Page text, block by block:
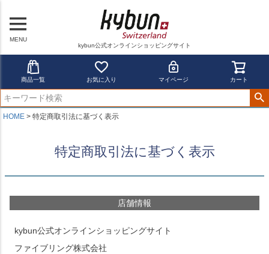
MENU
kybun公式オンラインショッピングサイト
商品一覧 お気に入り マイページ カート
HOME 特定商取引法に基づく表示
特定商取引法に基づく表示
店舗情報
kybun公式オンラインショッピングサイト
ファイブリング株式会社